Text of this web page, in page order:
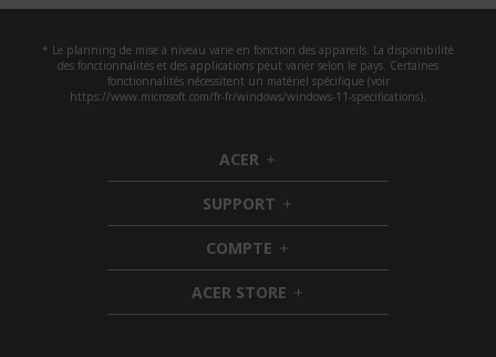
* Le planning de mise à niveau varie en fonction des appareils. La disponibilité
des fonctionnalités et des applications peut varier selon le pays. Certaines
fonctionnalités nécessitent un matériel spécifique (voir
https://www.microsoft.com/fr-fr/windows/windows-11-specifications).
ACER h
i
d
d
e
n
SUPPORT h
i
d
d
e
n
COMPTE h
i
d
d
ACER STORE h
i